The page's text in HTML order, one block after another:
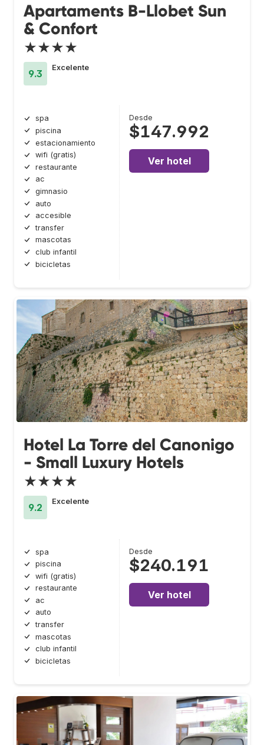
Apartaments B-Llobet Sun
& Confort
★★★★
9.3
Excelente
spa
piscina
estacionamiento
wifi (gratis)
restaurante
ac
gimnasio
auto
accesible
transfer
mascotas
club infantil
bicicletas
Desde
$147.992
Ver hotel
Hotel La Torre del Canonigo
- Small Luxury Hotels
★★★★
9.2
Excelente
spa
piscina
wifi (gratis)
restaurante
ac
auto
transfer
mascotas
club infantil
bicicletas
Desde
$240.191
Ver hotel